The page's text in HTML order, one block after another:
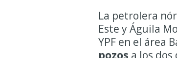
La petrolera
Este y Águila
YPF en el área
pozos a los